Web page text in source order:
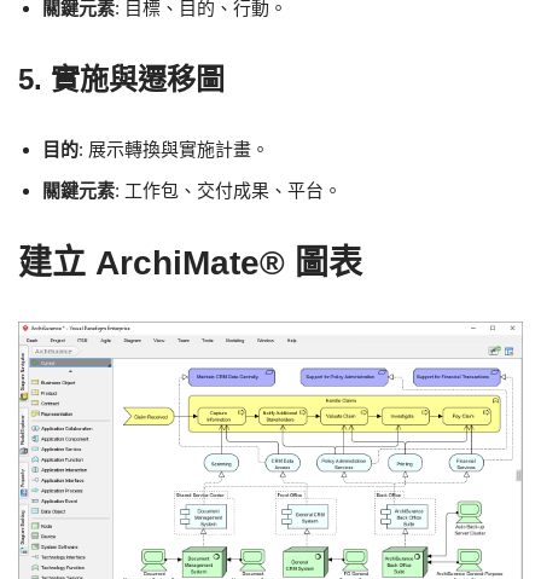
關鍵元素: 目標、目的、行動。
5. 實施與遷移圖
目的: 展示轉換與實施計畫。
關鍵元素: 工作包、交付成果、平台。
建立 ArchiMate® 圖表